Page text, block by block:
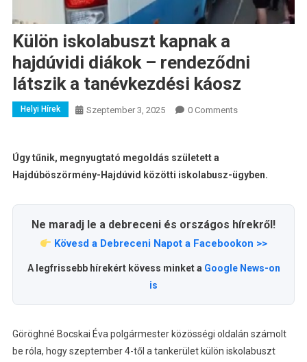
Külön iskolabuszt kapnak a
hajdúvidi diákok – rendeződni
látszik a tanévkezdési káosz
Helyi Hírek Szeptember 3, 2025 0 Comments
Úgy tűnik, megnyugtató megoldás született a
Hajdúböszörmény-Hajdúvid közötti iskolabusz-ügyben.
Ne maradj le a debreceni és országos hírekről!
Kövesd a Debreceni Napot a Facebookon >>
A legfrissebb hírekért kövess minket a Google News-on
is
Göröghné Bocskai Éva polgármester közösségi oldalán számolt
be róla, hogy szeptember 4-től a tankerület külön iskolabuszt